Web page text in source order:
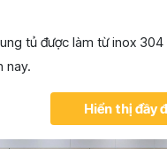
tủ được làm từ inox
nay.
Hiển thị đầy